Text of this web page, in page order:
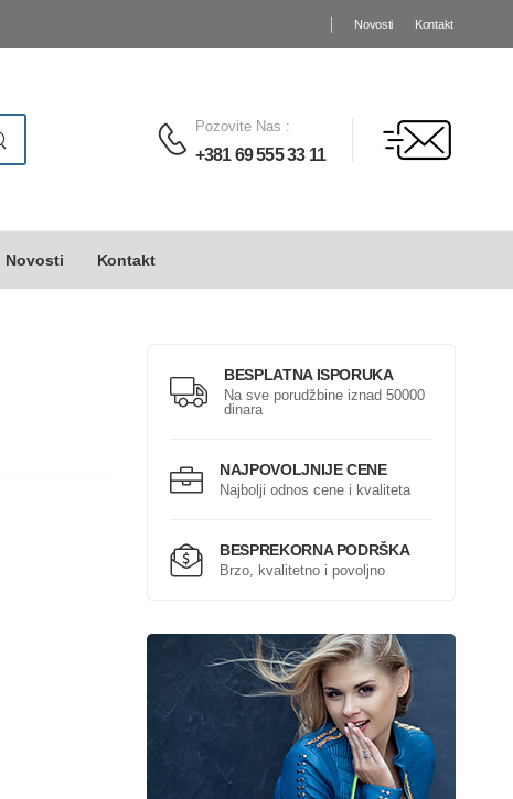
Novosti Kontakt
Pozovite Nas :
+381 69 555 33 11
Novosti Kontakt
BESPLATNA ISPORUKA
Na sve porudžbine iznad 50000
dinara
NAJPOVOLJNIJE CENE
Najbolji odnos cene i kvaliteta
BESPREKORNA PODRŠKA
Brzo, kvalitetno i povoljno